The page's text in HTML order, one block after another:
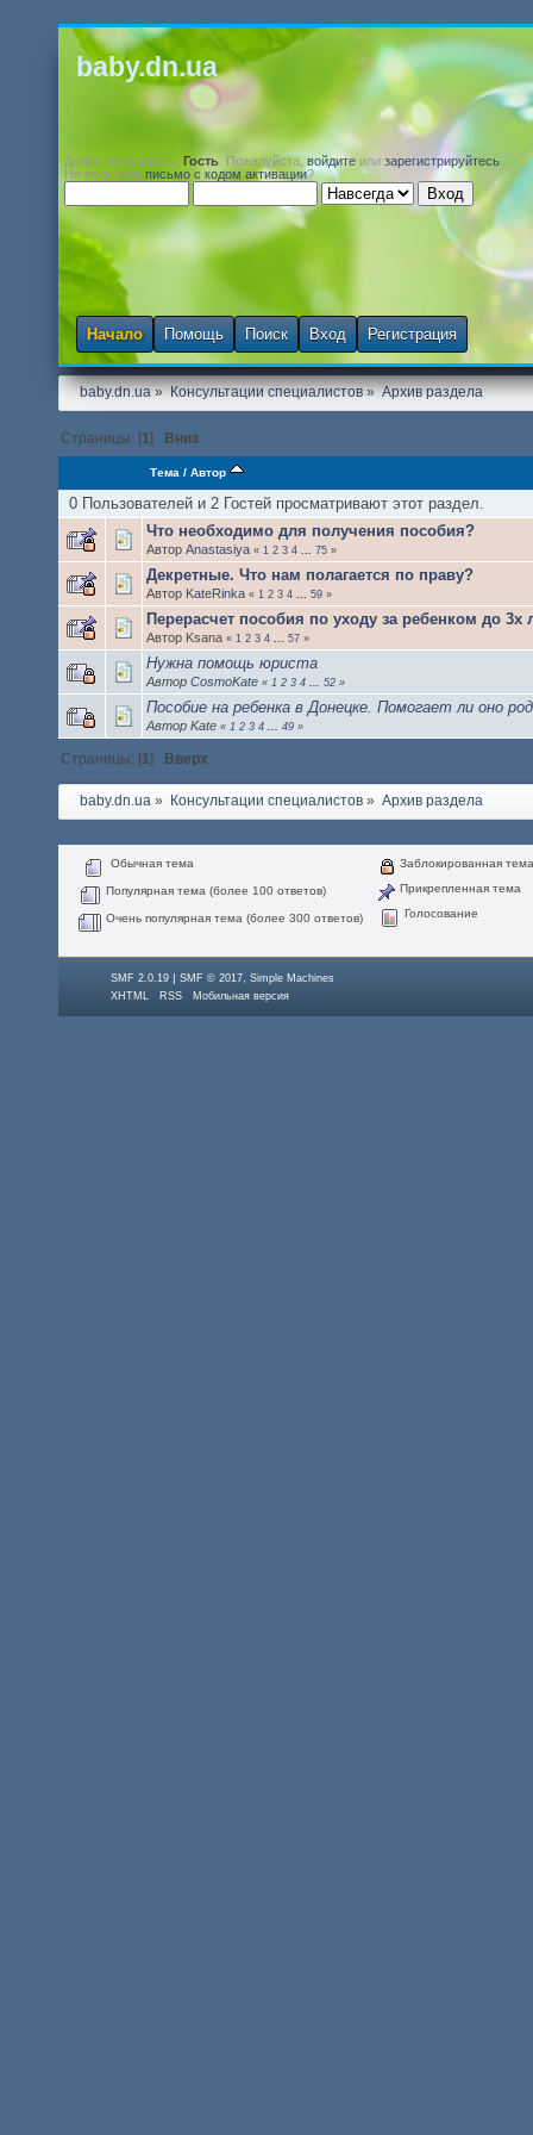
baby.dn.ua
Добро пожаловать, Гость . Пожалуйста,войдите или зарегистрируйтесь
Не получили письмо с кодом активации?
Начало Помощь Поиск Вход Регистрация
baby.dn.ua» Консультации специалистов» Архив раздела
Страницы: [1] Вниз
Тема / Автор
0 Пользователей и 2 Гостей просматривают этот раздел.
Что необходимо для получения пособия?
Автор Anastasiya « 1 2 3 4 ... 75 »
Декретные. Что нам полагается по праву?
Автор KateRinka « 1 2 3 4 ... 59 »
Перерасчет пособия по уходу за ребенком до 3х
Автор Ksana « 1 2 3 4 ... 57 »
Нужна помощь юриста
Автор CosmoKate « 1 2 3 4 ... 52 »
Пособие на ребенка в Донецке. Помогает ли оно
Автор Kate « 1 2 3 4 ... 49 »
Страницы: [1] Вверх
baby.dn.ua» Консультации специалистов» Архив раздела
Обычная тема
Популярная тема (более 100 ответов)
Очень популярная тема (более 300 ответов)
Заблокированная тема
Прикрепленная тема
Голосование
SMF 2.0.19 |SMF © 2017,Simple Machines
XHTML
RSS Мобильная версия